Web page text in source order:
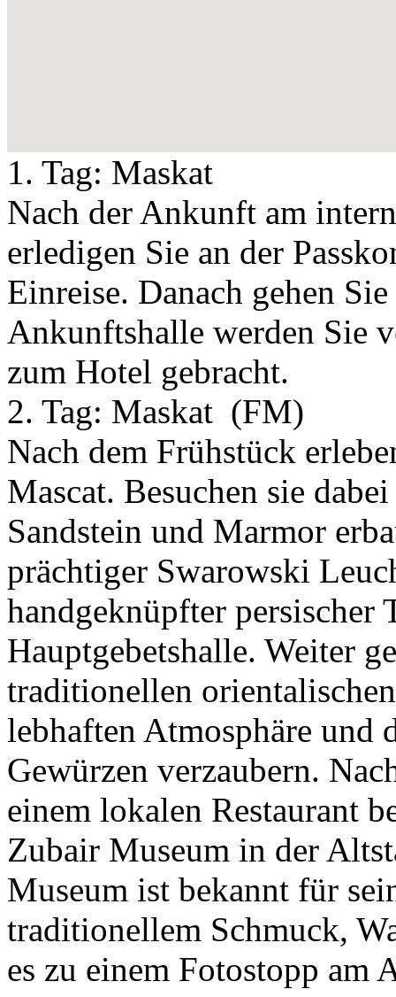
1. Tag: Maskat
Nach der Ankunft am
erledigen Sie an der
Einreise. Danach gehen
Ankunftshalle werden Sie
zum Hotel gebracht.
2. Tag: Maskat (FM)
Nach dem Frühstück
Mascat. Besuchen sie
Sandstein und Marmor
prächtiger Swarowski
handgeknüpfter persischer
Hauptgebetshalle. Weiter
traditionellen
lebhaften Atmosphäre und
Gewürzen verzaubern.
einem lokalen Restaurant
Zubair Museum in der
Museum ist bekannt für
traditionellem Schmuck,
es zu einem Fotostopp am